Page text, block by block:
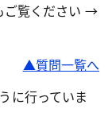
ご覧ください →
▲質問一覧へ
に行っていま